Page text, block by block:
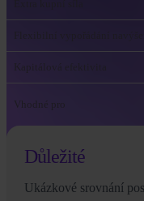
Kapitálová efektivita
Vhodné pro
Důležité
Ukázkové srovnání